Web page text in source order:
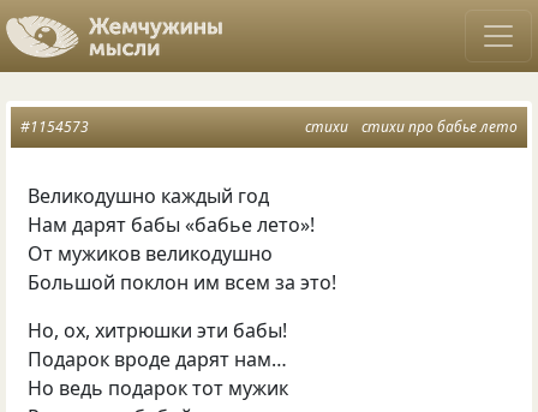
стихи стихи про бабье лето
#1154573
Великодушно каждый год
Нам дарят бабы «бабье лето»!
От мужиков великодушно
Большой поклон им всем за это!
Но, ох, хитрюшки эти бабы!
Подарок вроде дарят нам…
Но ведь подарок тот мужик